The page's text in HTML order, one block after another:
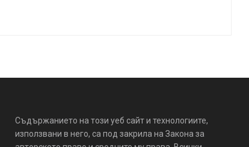
Съдържанието на този уеб сайт и технологиите,
използвани в него, са под закрила на Закона за